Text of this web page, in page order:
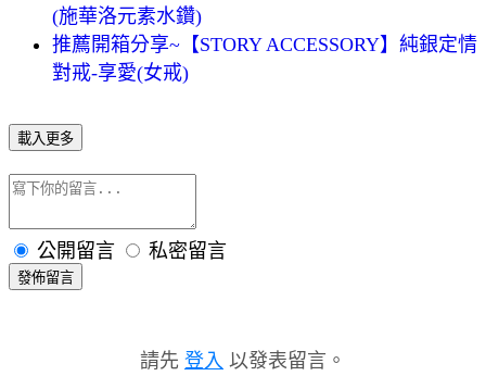
(施華洛元素水鑽)
推薦開箱分享~【STORY ACCESSORY】純銀定情
對戒-享愛(女戒)
載入更多
公開留言 私密留言
發佈留言
請先 登入 以發表留言。